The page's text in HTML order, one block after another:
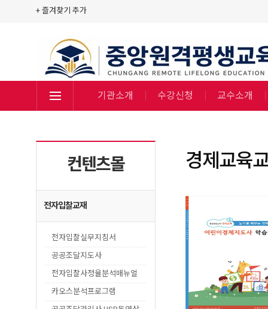
+ 즐겨찾기 추가
기관소개 수강신청 교수소개
컨텐츠몰
전자입찰교재
전자입찰실무지침서
공공조달지도사
전자입찰사정율분석매뉴얼
카오스분석프로그램
경제교육